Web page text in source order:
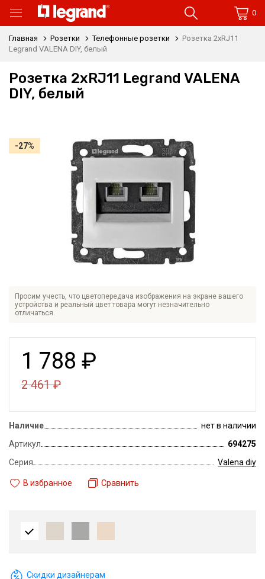
0
Главная Розетки Телефонные розетки
Розетка 2xRJ11
Legrand VALENA DIY, белый
Розетка 2xRJ11 Legrand VALENA
DIY, белый
Просим учесть, что цветопередача изображения на экране вашего
устройства и реальный цвет товара могут незначительно
отличаться.
-27%
1 788 ₽
2 461₽
Наличие
нет в наличии
Артикул
694275
Серия
Valena diy
В избранное Сравнить
Скидки дизайнерам